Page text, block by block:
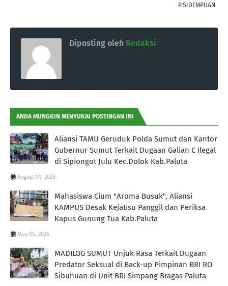
P.SIDEMPUAN
Diposting oleh Redaksi
ANDA MUNGKIN MENYUKAI POSTINGAN INI
Aliansi TAMU Geruduk Polda Sumut dan Kantor
Gubernur Sumut Terkait Dugaan Galian C Ilegal
di Sipiongot Julu Kec.Dolok Kab.Paluta
August 01, 2026
Mahasiswa Cium "Aroma Busuk", Aliansi
KAMPUS Desak Kejatisu Panggil dan Periksa
Kapus Gunung Tua Kab.Paluta
May 05, 2026
MADILOG SUMUT Unjuk Rasa Terkait Dugaan
Predator Seksual di Back-up Pimpinan BRI RO
Sibuhuan di Unit BRI Simpang Bragas Paluta